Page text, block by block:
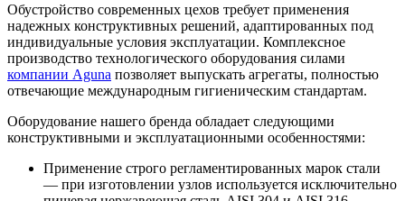
Обустройство современных цехов требует применения
надежных конструктивных решений, адаптированных под
индивидуальные условия эксплуатации. Комплексное
производство технологического оборудования силами
компании Aguna позволяет выпускать агрегаты, полностью
отвечающие международным гигиеническим стандартам.
Оборудование нашего бренда обладает следующими
конструктивными и эксплуатационными особенностями:
Применение строго регламентированных марок стали
— при изготовлении узлов используется исключительно